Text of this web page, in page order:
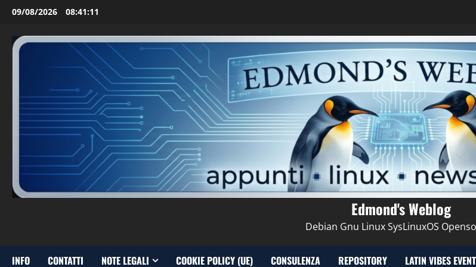
Vai
contenuto
09/08/2026 08:41:12
Edmond's Weblog
Debian Gnu Linux SysLinuxOS
INFO CONTATTI NOTE LEGALI COOKIE POLICY (UE) CONSULENZA REPOSITORY LATIN VIBES